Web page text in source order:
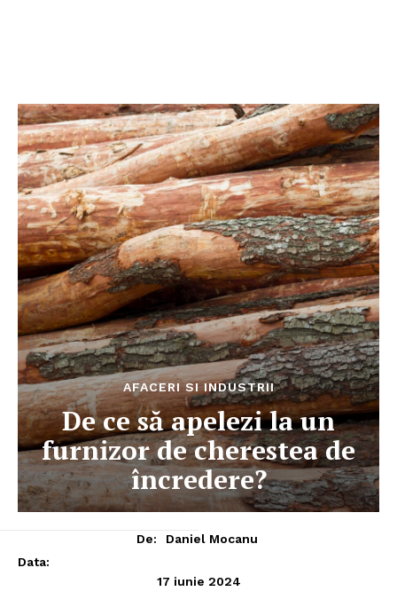
AFACERI SI INDUSTRII
De ce să apelezi la un
furnizor de cherestea de
încredere?
De:
Daniel Mocanu
Data:
17 iunie 2024